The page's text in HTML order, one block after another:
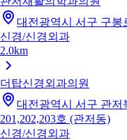
대전광역시 서구 구봉
신경/신경외과
2.0km
더탑신경외과의원
대전광역시 서구 관저
201,202,203호 (관저동)
신경/신경외과